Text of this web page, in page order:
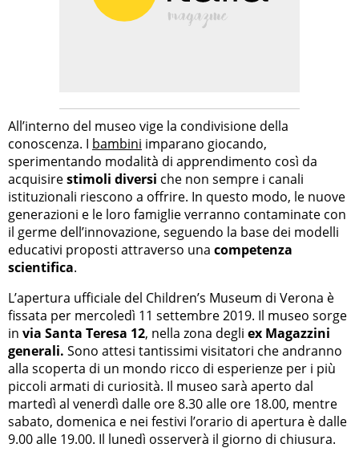
All’interno del museo vige la condivisione della
conoscenza. I bambini imparano giocando,
sperimentando modalità di apprendimento così da
acquisirestimoli diversi che non sempre i canali
istituzionali riescono a offrire. In questo modo, le nuove
generazioni e le loro famiglie verranno contaminate con
il germe dell’innovazione, seguendo la base dei modelli
educativi proposti attraverso una competenza
scientifica.
L’apertura ufficiale del Children’s Museum di Verona è
fissata per mercoledì 11 settembre 2019. Il museo sorge
in via Santa Teresa 12, nella zona degli ex Magazzini
generali. Sono attesi tantissimi visitatori che andranno
alla scoperta di un mondo ricco di esperienze per i più
piccoli armati di curiosità. Il museo sarà aperto dal
martedì al venerdì dalle ore 8.30 alle ore 18.00, mentre
sabato, domenica e nei festivi l’orario di apertura è dalle
9.00 alle 19.00. Il lunedì osserverà il giorno di chiusura.